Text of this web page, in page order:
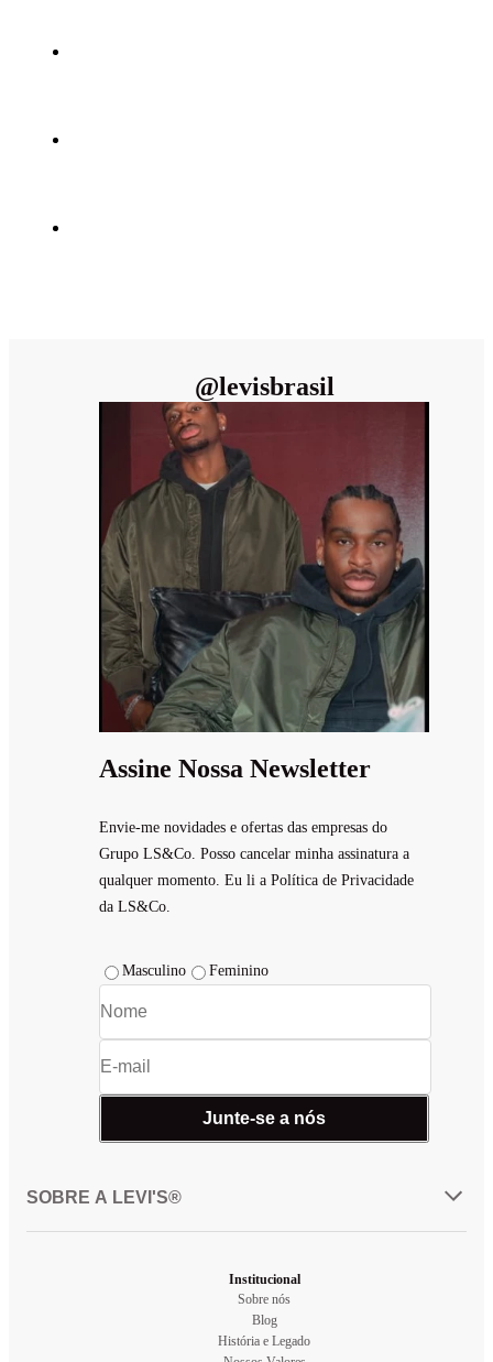
@levisbrasil
Assine Nossa Newsletter
Envie-me novidades e ofertas das empresas do
Grupo LS&Co. Posso cancelar minha assinatura a
qualquer momento. Eu li a Política de Privacidade
da LS&Co.
Masculino Feminino
Junte-se a nós
SOBRE A LEVI'S®
Institucional
Sobre nós
Blog
História e Legado